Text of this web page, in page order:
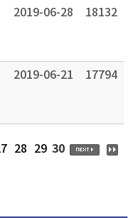
2019-06-28 18132
2019-06-21 17794
28 29 30